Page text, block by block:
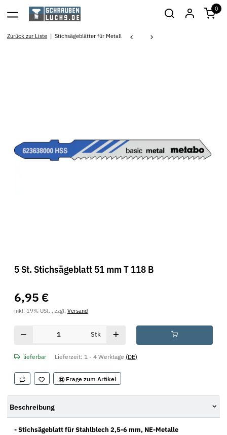
0
Zurück zur Liste Stichsägeblätter für Metall
5 St. Stichsägeblatt 51 mm T 118 B
6,95 €
inkl. 19% USt. , zzgl. Versand
Stk
lieferbar Lieferzeit: 1 - 4 Werktage (DE)
Frage zum Artikel
Beschreibung
- Stichsägeblatt für Stahlblech 2,5-6 mm, NE-Metalle